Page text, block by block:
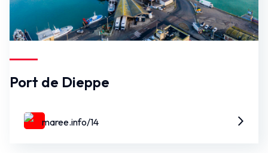
Port de Dieppe
maree.info/14